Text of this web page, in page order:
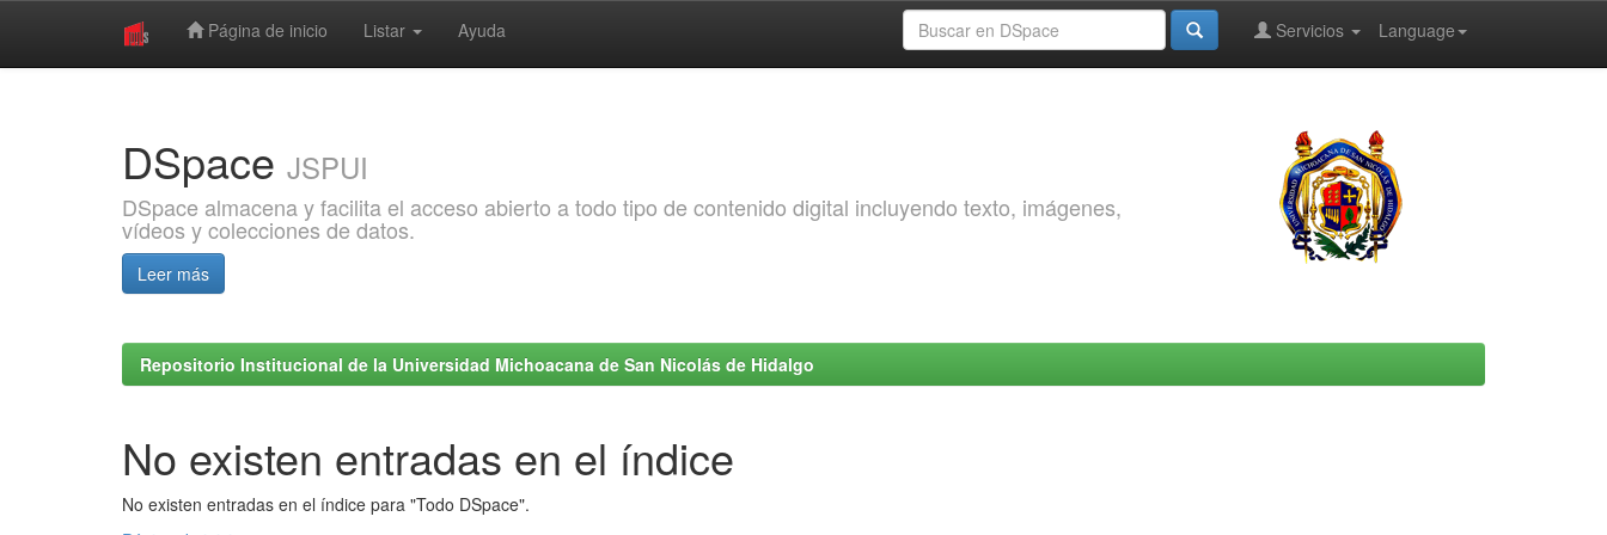
Página de inicio Listar Ayuda Language
Servicios
DSpace JSPUI
DSpace almacena y facilita el acceso abierto a todo tipo de contenido digital incluyendo texto, imágenes,
vídeos y colecciones de datos.
Leer más
Repositorio Institucional de la Universidad Michoacana de San Nicolás de Hidalgo
No existen entradas en el índice
No existen entradas en el índice para "Todo DSpace".